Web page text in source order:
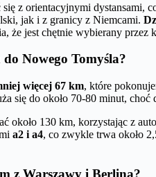
z orientacyjnymi
jak i z granicy z Niemcami.
że jest chętnie wybierany
Nowego Tomyśla?
więcej 67 km, które
się do około 70-80 minut,
około 130 km, korzystając z
a2 i a4, co zwykle trwa około
z Warszawy i Berlina?